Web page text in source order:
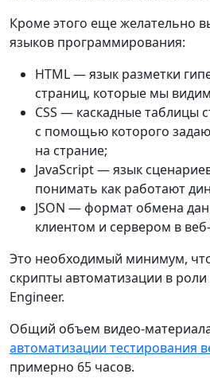
Кроме этого еще желательно
языков программирования:
HTML — язык разметки
страниц, которые мы
CSS — каскадные таблицы
с помощью которого
на страние;
JavaScript — язык
понимать как работают
JSON — формат обмена
клиентом и сервером в
Это необходимый минимум,
скрипты автоматизации в
Engineer.
Общий объем видео-
автоматизации тестирования
примерно 65 часов.